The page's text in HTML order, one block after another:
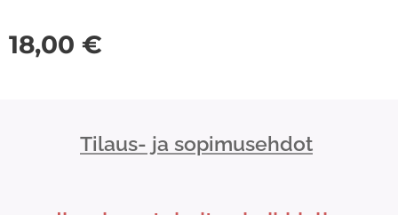
18,00 €
Tilaus- ja sopimusehdot